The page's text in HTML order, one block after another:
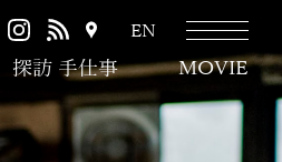
facebookinstagram
RSS
ク
セ
ス
EN
探訪 手仕事 MOVIE